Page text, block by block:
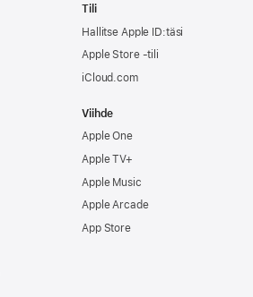
Tili
Hallitse Apple ID:täsi
Apple Store -tili
iCloud.com
Viihde
Apple One
Apple TV+
Apple Music
Apple Arcade
App Store